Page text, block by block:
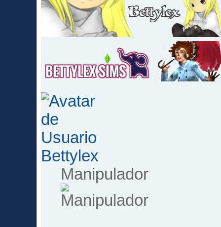
Bettylex
Manipulador